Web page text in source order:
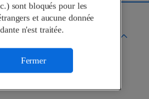
Shops
sont bloqués pour les
et aucune donnée
n'est traitée.
Fermer